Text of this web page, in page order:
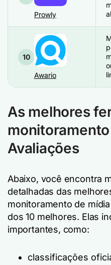
Prowly
10
Awario
As melhores
Avaliações
Abaixo, você encontra
detalhadas das
monitoramento de
dos 10 melhores. Elas
importantes, como:
classificações